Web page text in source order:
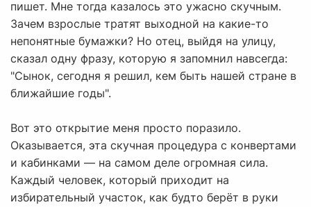
пишет. Мне тогда казалось это ужасно скучным.
Зачем взрослые тратят выходной на какие-то
непонятные бумажки? Но отец, выйдя на улицу,
сказал одну фразу, которую я запомнил навсегда:
"Сынок, сегодня я решил, кем быть нашей стране в
ближайшие годы".
Вот это открытие меня просто поразило.
Оказывается, эта скучная процедура с конвертами
и кабинками — на самом деле огромная сила.
Каждый человек, который приходит на
избирательный участок, как будто берёт в руки